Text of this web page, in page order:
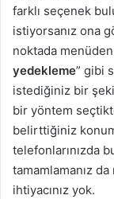
farklı seçenek
istiyorsanız ona
noktada menüden
yedekleme” gibi
istediğiniz bir
bir yöntem
belirttiğiniz
telefonlarınızda
tamamlamanız
ihtiyacınız yok.